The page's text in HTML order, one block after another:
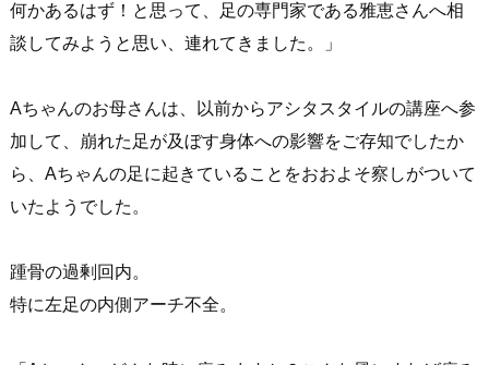
何かあるはず！と思って、足の専門家である雅恵さんへ相
談してみようと思い、連れてきました。」
Aちゃんのお母さんは、以前からアシタスタイルの講座へ参
加して、崩れた足が及ぼす身体への影響をご存知でしたか
ら、Aちゃんの足に起きていることをおおよそ察しがついて
いたようでした。
踵骨の過剰回内。
特に左足の内側アーチ不全。